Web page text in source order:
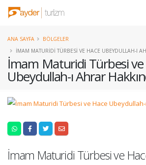
İmam Maturidi Türbesi
Ubeydullah-ı Ahrar
ANA SAYFA
BÖLGELER
İMAM MATURIDI TÜRBESI VE HACE UBEYDULLAH-I
İmam Maturidi Türbesi ve